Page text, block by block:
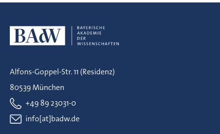
Alfons-Goppel-Str. 11 (Residenz)
80539 München
+49 89 23031-0
info[at]badw.de